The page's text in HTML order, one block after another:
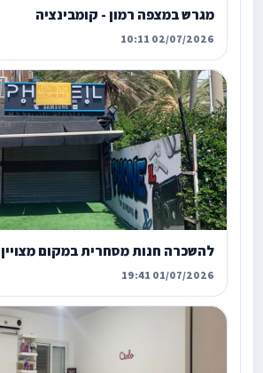
מגרש במצפה רמון - קומבינציה
02/07/2026 10:11
להשכרה חנות מסחרית במקום מצויין
01/07/2026 19:41